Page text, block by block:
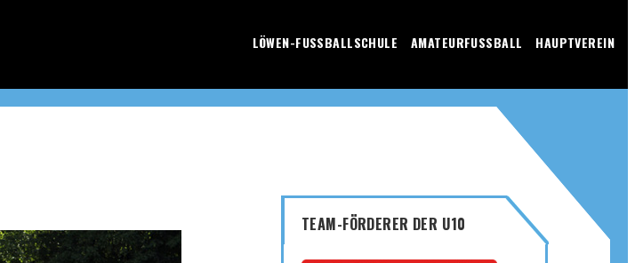
LÖWEN-FUSSBALLSCHULE AMATEURFUSSBALL HAUPTVEREIN
TEAM-FÖRDERER DER U10